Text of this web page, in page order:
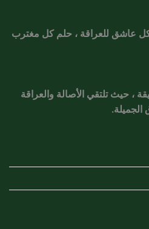
عاشق للعراقة ، حلم كل مغترب
، حيث تلتقي الأصالة والعراقة
الجميلة.